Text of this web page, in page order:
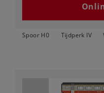
Spoor H0 Tijdperk IV